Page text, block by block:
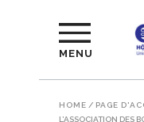
MENU
HOME / PAGE
L’ASSOCIATION DES